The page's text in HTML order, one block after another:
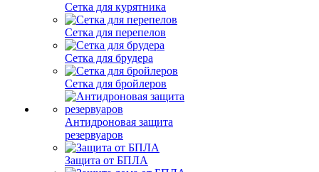
Сетка для курятника
Сетка для перепелов
Сетка для брудера
Сетка для бройлеров
Антидроновая защита
резервуаров
Защита от БПЛА